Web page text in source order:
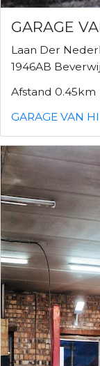
GARAGE
Laan Der
1946AB
Afstand 0.45km
GARAGE VAN